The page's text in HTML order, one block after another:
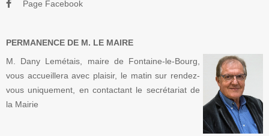
Page Facebook
PERMANENCE DE M. LE MAIRE
M. Dany Lemétais, maire de Fontaine-le-Bourg,
vous accueillera avec plaisir, le matin sur rendez-
vous uniquement, en contactant le secrétariat de
la Mairie